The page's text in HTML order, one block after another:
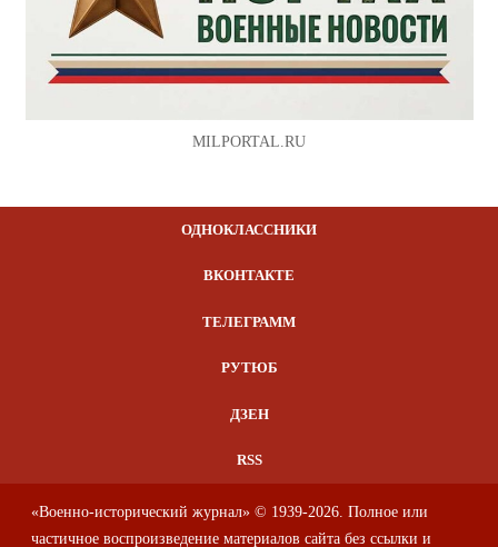
MILPORTAL.RU
ОДНОКЛАССНИКИ
ВКОНТАКТЕ
ТЕЛЕГРАММ
РУТЮБ
ДЗЕН
RSS
«Военно-исторический журнал» © 1939-2026. Полное или
частичное воспроизведение материалов сайта без ссылки и